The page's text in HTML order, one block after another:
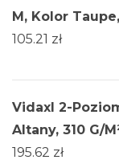
M, Kolor
105.21 zł
Vidaxl 2-
Altany, 310 G/
195.62 zł